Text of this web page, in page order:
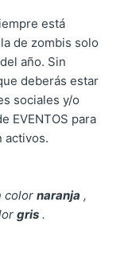
está
de zombis solo
año. Sin
deberás estar
sociales y/o
EVENTOS para
activos.
colornaranja ,
gris .